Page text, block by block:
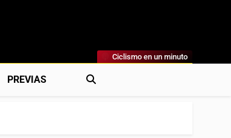
Y Más. La Web Ciclista De Referencia.
Ciclismo en un minuto
PREVIAS